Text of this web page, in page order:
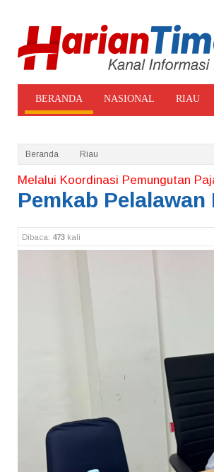
BERANDA NASIONAL RIAU
Beranda Riau
Melalui Koordinasi Pemungutan
Pemkab
Dibaca: 473 kali